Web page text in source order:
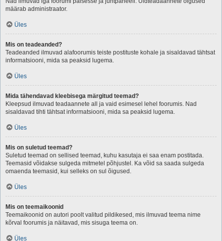
määrab administraator.
Üles
Mis on teadeanded?
Teadeanded ilmuvad alafoorumis teiste postituste kohale ja sisaldavad tähtsat
informatsiooni, mida sa peaksid lugema.
Üles
Mida tähendavad kleebisega märgitud teemad?
Kleepsud ilmuvad teadaannete all ja vaid esimesel lehel foorumis. Nad
sisaldavad tihti tähtsat informatsiooni, mida sa peaksid lugema.
Üles
Mis on suletud teemad?
Suletud teemad on sellised teemad, kuhu kasutaja ei saa enam postitada.
Teemasid võidakse sulgeda mitmetel põhjustel. Ka võid sa saada sulgeda
omaenda teemasid, kui selleks on sul õigused.
Üles
Mis on teemaikoonid
Teemaikoonid on autori poolt valitud pildikesed, mis ilmuvad teema nime
kõrval foorumis ja näitavad, mis sisuga teema on.
Üles